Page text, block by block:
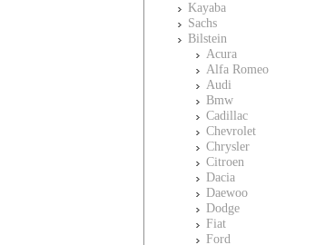
Kayaba
Sachs
Bilstein
Acura
Alfa Romeo
Audi
Bmw
Cadillac
Chevrolet
Chrysler
Citroen
Dacia
Daewoo
Dodge
Fiat
Ford